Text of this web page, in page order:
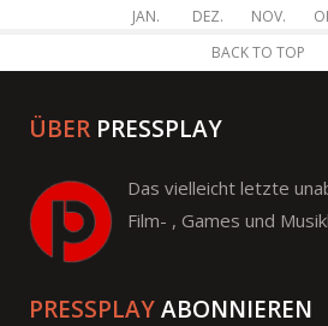
JAN. DEZ. NOV.
BACK TO TOP
ÜBER PRESSPLAY
Das vielleicht letzte
Film- , Games und
PRESSPLAYABONNIEREN